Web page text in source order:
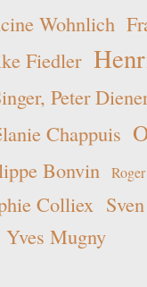
Wohnlich
Fiedler
Peter
Chappuis
Bonvin
Colliex
Yves Mugny